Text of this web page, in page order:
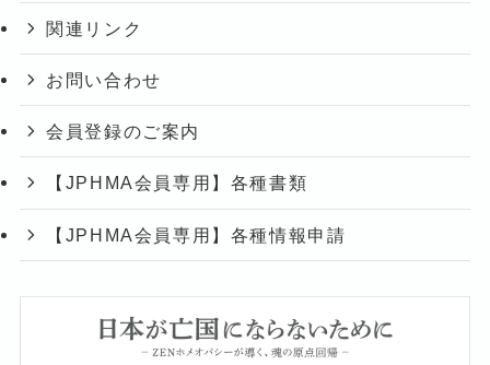
関連リンク
お問い合わせ
会員登録のご案内
【JPHMA会員専用】各種書類
【JPHMA会員専用】各種情報申請